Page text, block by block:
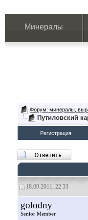
Минералы
Форум: минералы,
Путиловский
Регистрация
18.09.2011, 22:33
golodny
Senior Member